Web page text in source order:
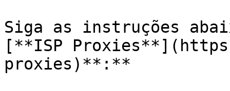
Siga as instruções
[**ISP
proxies)**:**